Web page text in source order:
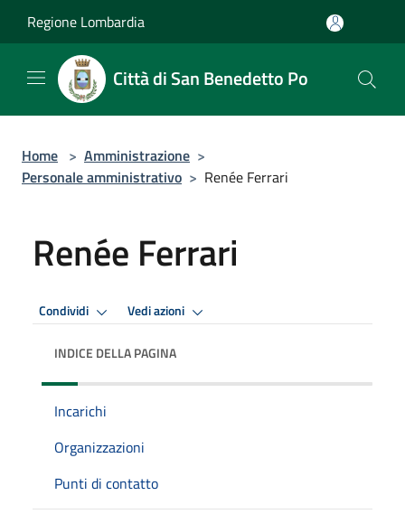
Regione Lombardia
Città di San Benedetto Po
Home > Amministrazione >
Personale amministrativo > Renée Ferrari
Renée Ferrari
Condividi Vedi azioni
INDICE DELLA PAGINA
Incarichi
Organizzazioni
Punti di contatto